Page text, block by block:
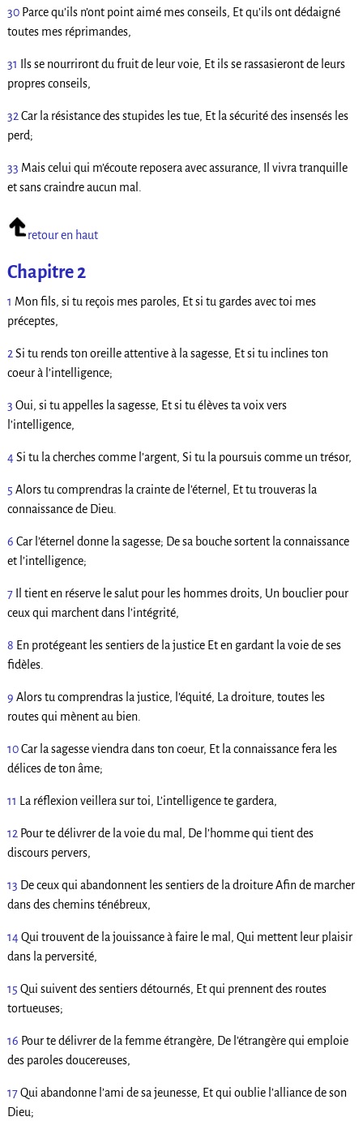
30Parce qu’ils n’ont point aimé mes conseils, Et qu’ils ont dédaigné
toutes mes réprimandes,
31
Ils se nourriront du fruit de leur voie, Et ils se rassasieront de leurs
propres conseils,
32Car la résistance des stupides les tue, Et la sécurité des insensés les
perd;
33 Mais celui qui m’écoute reposera avec assurance, Il vivra tranquille
et sans craindre aucun mal.
retour en haut
Chapitre 2
1 Mon fils, si tu reçois mes paroles, Et si tu gardes avec toi mes
préceptes,
2 Si tu rends ton oreille attentive à la sagesse, Et si tu inclines ton
coeur à l’intelligence;
3 Oui, si tu appelles la sagesse, Et si tu élèves ta voix vers
l’intelligence,
4Si tu la cherches comme l’argent, Si tu la poursuis comme un trésor,
5 Alors tu comprendras la crainte de l’éternel, Et tu trouveras la
connaissance de Dieu.
6 Car l’éternel donne la sagesse; De sa bouche sortent la connaissance
et l’intelligence;
7Il tient en réserve le salut pour les hommes droits, Un bouclier pour
ceux qui marchent dans l’intégrité,
8 En protégeant les sentiers de la justice Et en gardant la voie de ses
fidèles.
9 Alors tu comprendras la justice, l’équité, La droiture, toutes les
routes qui mènent au bien.
10Car la sagesse viendra dans ton coeur, Et la connaissance fera les
délices de ton âme;
11 La réflexion veillera sur toi, L’intelligence te gardera,
12 Pour te délivrer de la voie du mal, De l’homme qui tient des
discours pervers,
13 De ceux qui abandonnent les sentiers de la droiture Afin de marcher
dans des chemins ténébreux,
14Qui trouvent de la jouissance à faire le mal, Qui mettent leur plaisir
dans la perversité,
15 Qui suivent des sentiers détournés, Et qui prennent des routes
tortueuses;
16 Pour te délivrer de la femme étrangère, De l’étrangère qui emploie
des paroles doucereuses,
17Qui abandonne l’ami de sa jeunesse, Et qui oublie l’alliance de son
Dieu;